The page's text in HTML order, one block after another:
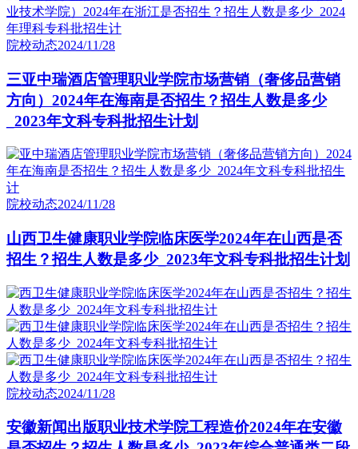
院校动态2024/11/28
三亚中瑞酒店管理职业学院市场营销（奢侈品营销
方向）2024年在海南是否招生？招生人数是多少
_2023年文科专科批招生计划
院校动态2024/11/28
山西卫生健康职业学院临床医学2024年在山西是否
招生？招生人数是多少_2023年文科专科批招生计划
院校动态2024/11/28
安徽新闻出版职业技术学院工程造价2024年在安徽